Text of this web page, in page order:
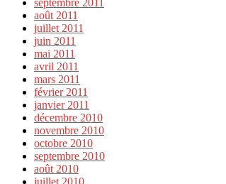
août 2011
juillet 2011
juin 2011
mai 2011
avril 2011
mars 2011
février 2011
janvier 2011
décembre 2010
novembre 2010
octobre 2010
septembre 2010
août 2010
juillet 2010